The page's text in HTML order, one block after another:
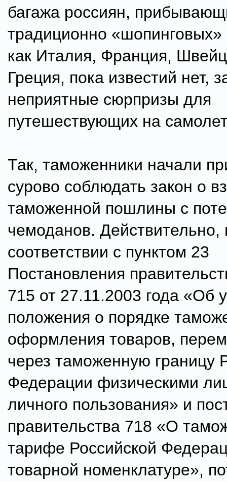
багажа россиян,
традиционно «шопинговых»
как Италия, Франция,
Греция, пока известий нет,
неприятные сюрпризы для
путешествующих на
Так, таможенники начали
сурово соблюдать закон о
таможенной пошлины с
чемоданов. Действительно,
соответствии с пунктом 23
Постановления
715 от 27.11.2003 года «Об
положения о порядке
оформления товаров,
через таможенную границу
Федерации физическими
личного пользования» и
правительства 718 «О
тарифе Российской
товарной номенклатуре»,